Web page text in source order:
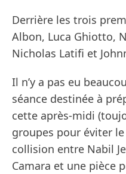
Derrière les trois
Albon, Luca Ghiotto,
Nicholas Latifi et
Il n’y a pas eu
séance destinée à
cette après-midi
groupes pour éviter
collision entre Nabil
Camara et une pièce